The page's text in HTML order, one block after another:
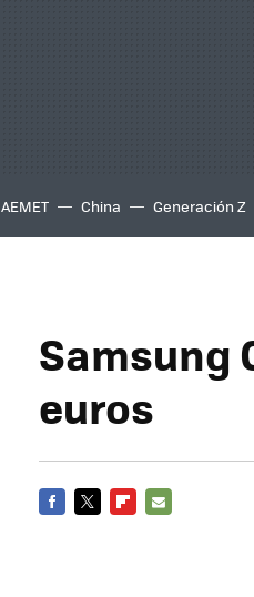
AEMET China Generación Z
Samsung
euros